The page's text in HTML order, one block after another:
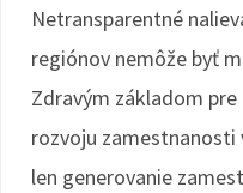
Netransparentné
regiónov nemôže byť
Zdravým základom
rozvoju zamestnanosti
len generovanie